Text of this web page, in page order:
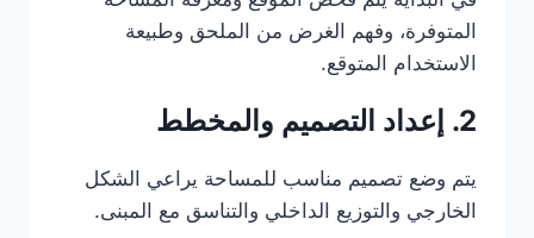
المتوفرة، وفهم الغرض من الملحق وطبيعة
الاستخدام المتوقع.
2. إعداد التصميم والمخطط
يتم وضع تصميم مناسب للمساحة يراعي الشكل
الخارجي والتوزيع الداخلي والتناسق مع المبنى.